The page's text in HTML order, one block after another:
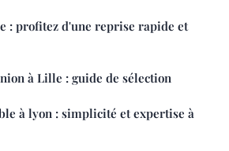
: profitez d'une reprise rapide et
à Lille : guide de sélection
à lyon : simplicité et expertise à